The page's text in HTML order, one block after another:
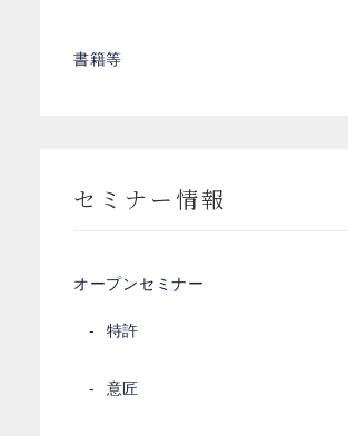
書籍等
セミナー情報
オープンセミナー
特許
意匠